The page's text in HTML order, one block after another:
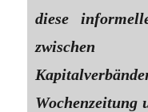
diese
Wochenzeitung